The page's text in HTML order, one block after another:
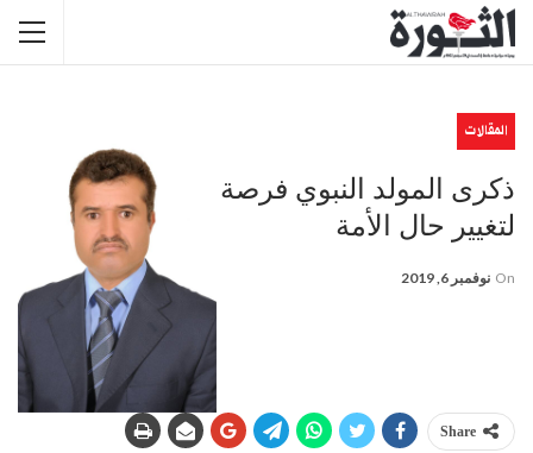
المقالات
ذكرى المولد النبوي فرصة
لتغيير حال الأمة
On نوفمبر 6, 2019
Share